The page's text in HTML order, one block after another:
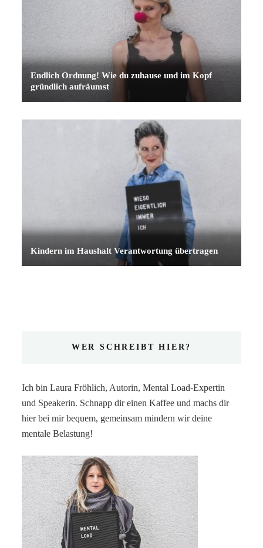
Endlich Ordnung! Wie du zuhause und im Kopf
gründlich aufräumst
Kindern im Haushalt Verantwortung übertragen
WER SCHREIBT HIER?
Ich bin Laura Fröhlich, Autorin, Mental Load-Expertin
und Speakerin. Schnapp dir einen Kaffee und machs dir
hier bei mir bequem, gemeinsam mindern wir deine
mentale Belastung!